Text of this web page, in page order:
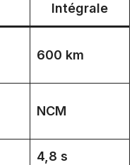
Intégrale
600 km
NCM
4,8 s